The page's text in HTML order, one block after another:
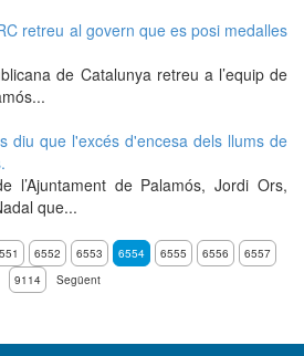
retreu al govern que es posi medalles
de Catalunya retreu a l’equip de
diu que l'excés d'encesa dels llums de
l’Ajuntament de Palamós, Jordi Ors,
que...
6552 6553 6554 6555 6556
6557
9114 Següent